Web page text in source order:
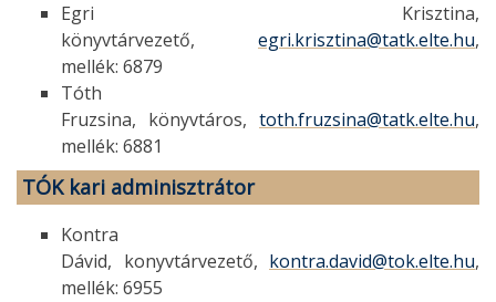
Egri Krisztina,
könyvtárvezető, egri.krisztina@tatk.elte.hu,
mellék: 6879
Tóth
Fruzsina, könyvtáros, toth.fruzsina@tatk.elte.hu,
mellék: 6881
TÓK kari adminisztrátor
Kontra
Dávid, konyvtárvezető, kontra.david@tok.elte.hu,
mellék: 6955